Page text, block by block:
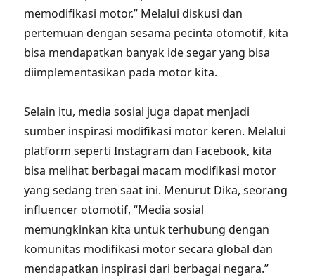
memodifikasi motor.” Melalui diskusi dan
pertemuan dengan sesama pecinta otomotif, kita
bisa mendapatkan banyak ide segar yang bisa
diimplementasikan pada motor kita.
Selain itu, media sosial juga dapat menjadi
sumber inspirasi modifikasi motor keren. Melalui
platform seperti Instagram dan Facebook, kita
bisa melihat berbagai macam modifikasi motor
yang sedang tren saat ini. Menurut Dika, seorang
influencer otomotif, “Media sosial
memungkinkan kita untuk terhubung dengan
komunitas modifikasi motor secara global dan
mendapatkan inspirasi dari berbagai negara.”